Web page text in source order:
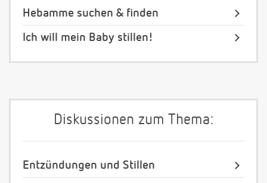
Hebamme suchen & finden
Ich will mein Baby stillen!
Diskussionen zum Thema:
Entzündungen und Stillen